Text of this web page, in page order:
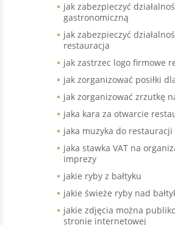
jak zabezpieczyć
gastronomiczną
jak zabezpieczyć
restauracja
jak zastrzec logo firmowe
jak zorganizować posiłki
jak zorganizować zrzutkę
jaka kara za otwarcie
jaka muzyka do restauracji
jaka stawka VAT na
imprezy
jakie ryby z bałtyku
jakie świeże ryby nad
jakie zdjęcia można
stronie internetowej